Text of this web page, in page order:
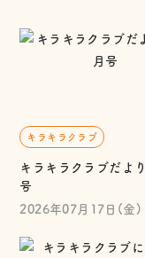
キラキラクラブ
キラキラクラブだよ
号
2026年07月17日(金)